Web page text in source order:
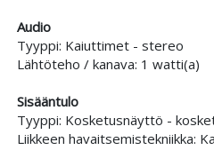
Audio
Tyyppi: Kaiuttimet - stereo
Lähtöteho / kanava: 1 watti(a)
Sisääntulo
Tyyppi: Kosketusnäyttö -
Liikkeen havaitsemistekniikka: